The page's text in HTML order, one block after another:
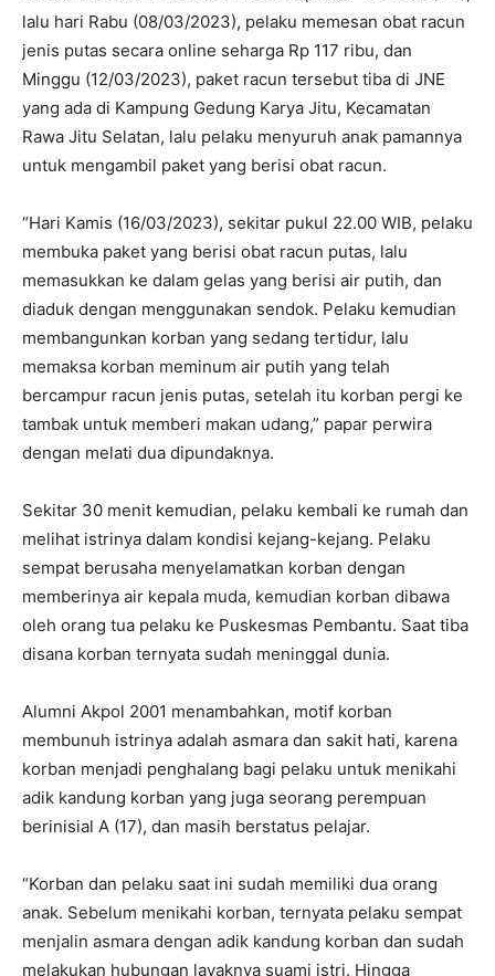
lalu hari Rabu (08/03/2023), pelaku memesan obat racun
jenis putas secara online seharga Rp 117 ribu, dan
Minggu (12/03/2023), paket racun tersebut tiba di JNE
yang ada di Kampung Gedung Karya Jitu, Kecamatan
Rawa Jitu Selatan, lalu pelaku menyuruh anak pamannya
untuk mengambil paket yang berisi obat racun.
“Hari Kamis (16/03/2023), sekitar pukul 22.00 WIB, pelaku
membuka paket yang berisi obat racun putas, lalu
memasukkan ke dalam gelas yang berisi air putih, dan
diaduk dengan menggunakan sendok. Pelaku kemudian
membangunkan korban yang sedang tertidur, lalu
memaksa korban meminum air putih yang telah
bercampur racun jenis putas, setelah itu korban pergi ke
tambak untuk memberi makan udang,” papar perwira
dengan melati dua dipundaknya.
Sekitar 30 menit kemudian, pelaku kembali ke rumah dan
melihat istrinya dalam kondisi kejang-kejang. Pelaku
sempat berusaha menyelamatkan korban dengan
memberinya air kepala muda, kemudian korban dibawa
oleh orang tua pelaku ke Puskesmas Pembantu. Saat tiba
disana korban ternyata sudah meninggal dunia.
Alumni Akpol 2001 menambahkan, motif korban
membunuh istrinya adalah asmara dan sakit hati, karena
korban menjadi penghalang bagi pelaku untuk menikahi
adik kandung korban yang juga seorang perempuan
berinisial A (17), dan masih berstatus pelajar.
“Korban dan pelaku saat ini sudah memiliki dua orang
anak. Sebelum menikahi korban, ternyata pelaku sempat
menjalin asmara dengan adik kandung korban dan sudah
melakukan hubungan layaknya suami istri. Hingga